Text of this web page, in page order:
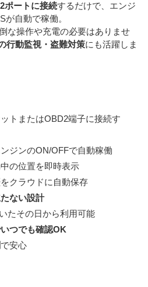
ポートに接続するだけで、エンジ
が自動で稼働。
な操作や充電の必要はありませ
行動監視・盗難対策にも活躍しま
トまたはOBD2端子に接続す
ンジンのON/OFFで自動稼働
中の位置を即時表示
をクラウドに自動保存
ない設計
いたその日から利用可能
つでも確認OK
で安心